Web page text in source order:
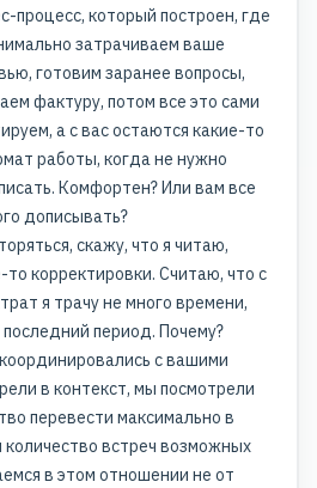
процесс, который построен, где
затрачиваем ваше
готовим заранее вопросы,
фактуру, потом все это сами
а с вас остаются какие-то
работы, когда не нужно
Комфортен? Или вам все
дописывать?
скажу, что я читаю,
корректировки. Считаю, что с
я трачу не много времени,
период. Почему?
с вашими
в контекст, мы посмотрели
перевести максимально в
количество встреч возможных
в этом отношении не от